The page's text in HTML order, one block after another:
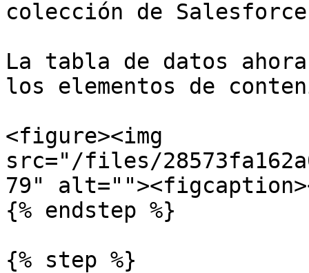
colección de
La tabla de datos
los elementos de
<figure><img
src="/files/
79"
{% endstep %}
{% step %}